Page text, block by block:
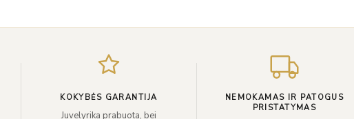
KOKYBĖS GARANTIJA
Juvelyrika prabuota, bei
NEMOKAMAS IR PATOGUS
PRISTATYMAS